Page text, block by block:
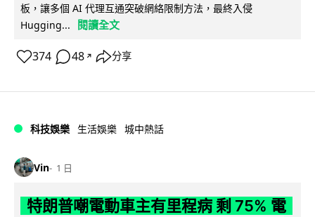
板，讓多個 AI 代理互通突破網絡限制方法，最終入侵
Hugging...
閱讀全文
374 48 ↗ 分享
科技娛樂 生活娛樂 城中熱話
Vin 1 日
特朗普嘲電動車主有里程病 剩 75% 電